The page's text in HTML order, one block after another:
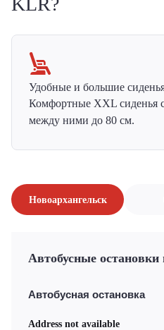
Удобные и большие
Комфортные XXL сиденья
между ними до 80 см.
Новоархангельск
Автобусные остановки
Автобусная остановка
Address not available